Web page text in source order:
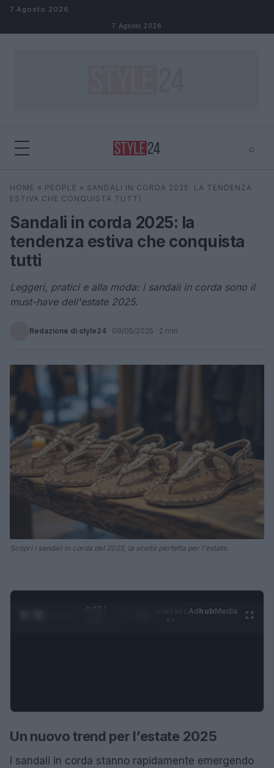
Salta al contenuto
7 Agosto 2026
7 Agosto 2026
⌕
Cerca ⌕ ×
HOME » PEOPLE » SANDALI IN CORDA 2025: LA TENDENZA
ESTIVA CHE CONQUISTA TUTTI
Sandali in corda 2025: la
tendenza estiva che conquista
tutti
Leggeri, pratici e alla moda: i sandali in corda sono il
must-have dell'estate 2025.
Redazione di style24 · 09/05/2025 · 2 min
Scopri i sandali in corda del 2025, la scelta perfetta per l'estate.
0:28 /
AdhubMedia
Un nuovo trend per l’estate 2025
I sandali in corda stanno rapidamente emergendo